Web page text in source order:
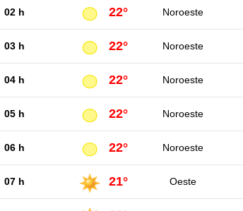
02 h 22° Noroeste
03 h 22° Noroeste
04 h 22° Noroeste
05 h 22° Noroeste
06 h 22° Noroeste
07 h 21° Oeste